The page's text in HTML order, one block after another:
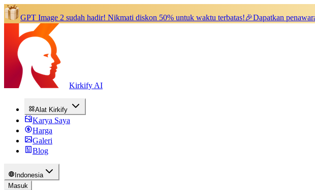
GPT Image 2 sudah hadir! Nikmati diskon 50% untuk waktu terbatas!🎉Dapatkan
Kirkify AI
Alat Kirkify
Karya Saya
Harga
Galeri
Blog
Indonesia
Masuk